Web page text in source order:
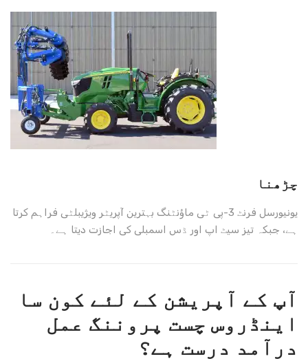
چڑھنا
یونیورسل فرنٹ 3-پی ٹی ماؤنٹنگ بہترین آپریٹر ویژیبلٹی فراہم کرتا
ہے، جبکہ تیز سیٹ اپ اور ڈس اسمبلی کی اجازت دیتا ہے۔
آپ کے آپریشن کے لئے کون سا
اینڈروس چست پروننگ عمل
درآمد درست ہے؟